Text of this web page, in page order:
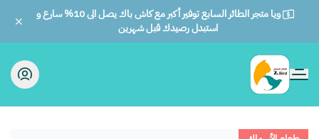
ويا متجر الطائر السابع توفير أكبر مع كاش باك يصل الى 10% سارع و
استبدل رصيدك قبل شهرين
الطائر السابع للحيوانات